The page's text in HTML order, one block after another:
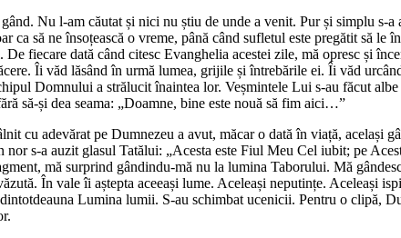
Nu l-am căutat și nici nu știu de unde a venit. Pur și simplu s-
ca să ne însoțească o vreme, până când sufletul este pregătit să
De fiecare dată când citesc Evanghelia acestei zile, mă opresc și
Îi văd lăsând în urmă lumea, grijile și întrebările ei. Îi văd
Domnului a strălucit înaintea lor. Veșmintele Lui s-au făcut
să-și dea seama: „Doamne, bine este nouă să fim aici…”
cu adevărat pe Dumnezeu a avut, măcar o dată în viață, același
s-a auzit glasul Tatălui: „Acesta este Fiul Meu Cel iubit; pe
mă surprind gândindu-mă nu la lumina Taborului. Mă
În vale îi aștepta aceeași lume. Aceleași neputințe. Aceleași
Lumina lumii. S-au schimbat ucenicii. Pentru o clipă,